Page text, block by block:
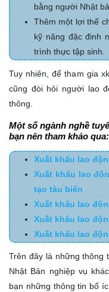
bằng người Nhật
Thêm một lợi thế
kỹ năng đặc đinh
trình thực tập sinh.
Tuy nhiên, để tham gia
cũng đòi hỏi người lao
thông.
Một số ngành nghề
bạn nên tham khảo qua:
Xuất khẩu lao
Xuất khẩu lao
tạo tàu biển
Xuất khẩu lao
Xuất khẩu lao
Xuất khẩu lao
Trên đây là những thông
Nhật Bản nghiệp vụ
bạn những thông tin bổ